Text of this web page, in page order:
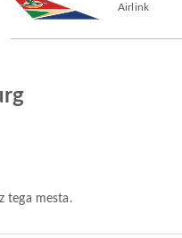
Airlink
tega mesta.